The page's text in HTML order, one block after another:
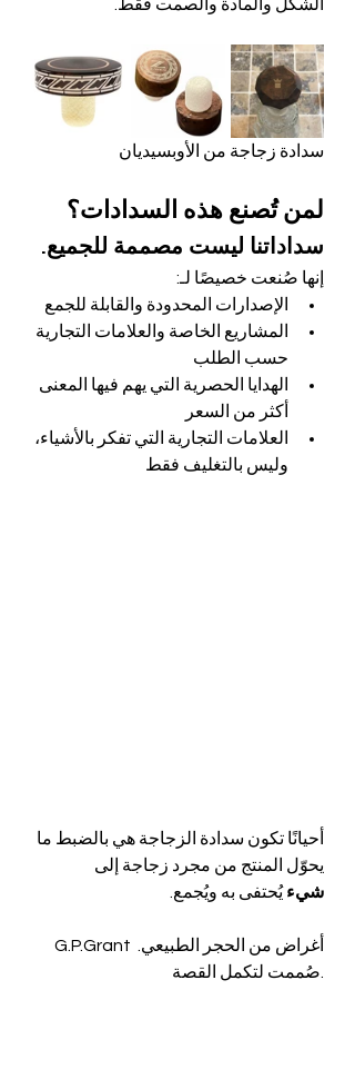
الشكل والمادة والصمت فقط.
سدادة زجاجة من الأوبسيديان
لمن تُصنع هذه السدادات؟
سداداتنا ليست مصممة للجميع.
إنها صُنعت خصيصًا لـ:
الإصدارات المحدودة والقابلة للجمع
المشاريع الخاصة والعلامات التجارية
حسب الطلب
الهدايا الحصرية التي يهم فيها المعنى
أكثر من السعر
العلامات التجارية التي تفكر بالأشياء،
وليس بالتغليف فقط
أحيانًا تكون سدادة الزجاجة هي بالضبط ما
يحوّل المنتج من مجرد زجاجة إلى
شيء يُحتفى به ويُجمع.
G.P.Grant أغراض من الحجر الطبيعي.
صُممت لتكمل القصة.